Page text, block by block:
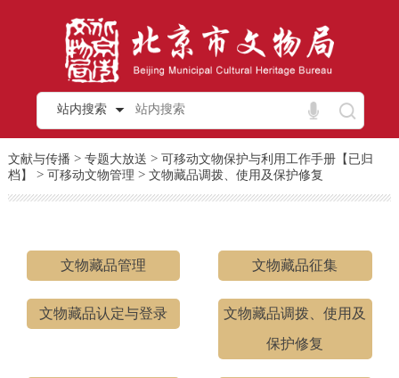
站内搜索
文献与传播 > 专题大放送 > 可移动文物保护与利用工作手册【已归
档】
> 可移动文物管理 > 文物藏品调拨、使用及保护修复
文物藏品管理 文物藏品征集
文物藏品认定与登录
文物藏品调拨、使用及
保护修复